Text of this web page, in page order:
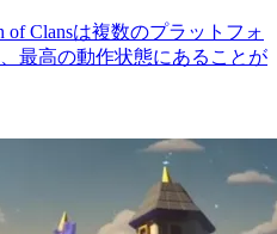
Clansは複数のプラットフォ
最高の動作状態にあることが